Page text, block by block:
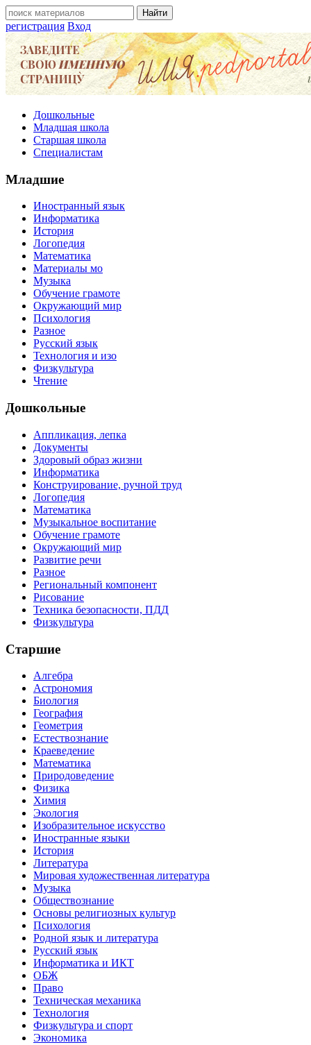
регистрация Вход
Дошкольные
Младшая школа
Старшая школа
Специалистам
Младшие
Иностранный язык
Информатика
История
Логопедия
Математика
Материалы мо
Музыка
Обучение грамоте
Окружающий мир
Психология
Разное
Русский язык
Технология и изо
Физкультура
Чтение
Дошкольные
Аппликация, лепка
Документы
Здоровый образ жизни
Информатика
Конструирование, ручной труд
Логопедия
Математика
Музыкальное воспитание
Обучение грамоте
Окружающий мир
Развитие речи
Разное
Региональный компонент
Рисование
Техника безопасности, ПДД
Физкультура
Старшие
Алгебра
Астрономия
Биология
География
Геометрия
Естествознание
Краеведение
Математика
Природоведение
Физика
Химия
Экология
Изобразительное искусство
Иностранные языки
История
Литература
Мировая художественная литература
Музыка
Обществознание
Основы религиозных культур
Психология
Родной язык и литература
Русский язык
Информатика и ИКТ
ОБЖ
Право
Техническая механика
Технология
Физкультура и спорт
Экономика